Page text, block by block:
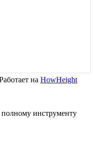
на HowHeight
инструменту